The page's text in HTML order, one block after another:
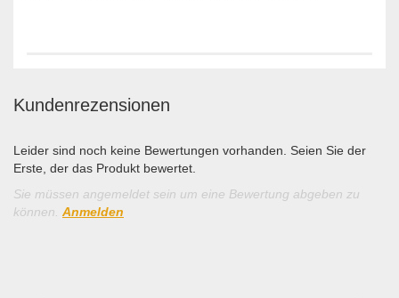
Kundenrezensionen
Leider sind noch keine Bewertungen vorhanden. Seien Sie der
Erste, der das Produkt bewertet.
Sie müssen angemeldet sein um eine Bewertung abgeben zu
können. Anmelden